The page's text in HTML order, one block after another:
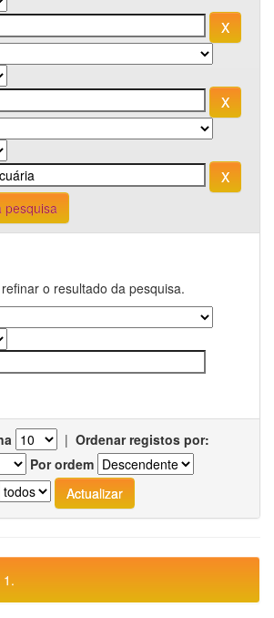
pesquisa
o resultado da pesquisa.
| Ordenar registos por:
Por ordem